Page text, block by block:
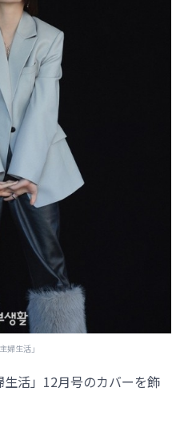
婦生活」
活」12月号のカバーを飾